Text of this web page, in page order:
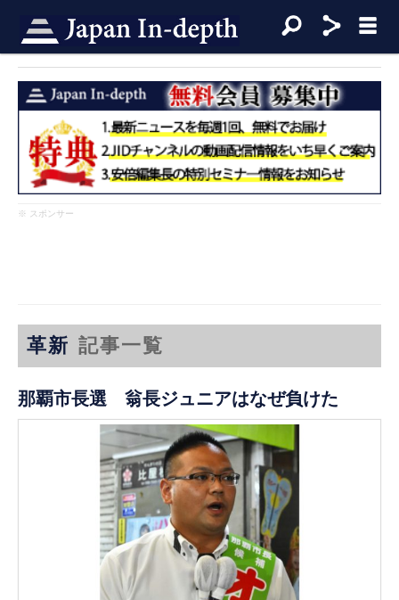
※ スポンサー
革新 記事一覧
那覇市長選 翁長ジュニアはなぜ負けた